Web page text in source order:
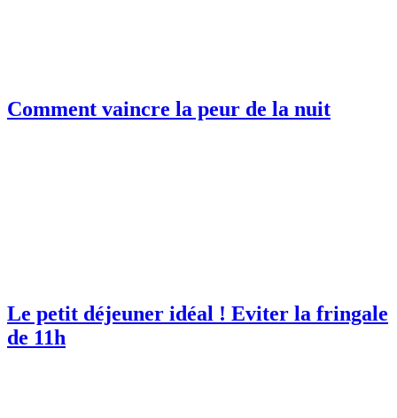
Comment vaincre la peur de la nuit
Le petit déjeuner idéal ! Eviter la fringale
de 11h